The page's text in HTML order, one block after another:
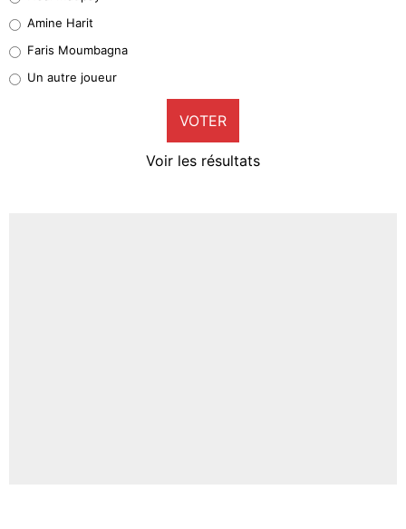
1%
9%
Amine Harit
Faris Moumbagna
Un autre joueur
VOTER
Voir les résultats